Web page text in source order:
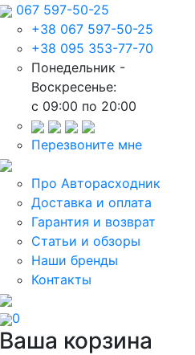
067 597-50-25
+38 067 597-50-25
+38 095 353-77-70
Понедельник -
Воскресенье:
c 09:00 по 20:00
Перезвоните мне
Про Авторасходник
Доставка и оплата
Гарантия и возврат
Статьи и обзоры
Наши бренды
Контакты
0
Ваша корзина